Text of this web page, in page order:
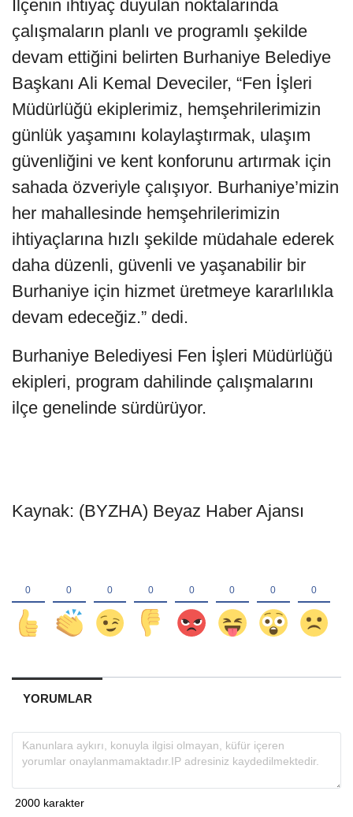
İlçenin ihtiyaç duyulan noktalarında
çalışmaların planlı ve programlı şekilde
devam ettiğini belirten Burhaniye Belediye
Başkanı Ali Kemal Deveciler, “Fen İşleri
Müdürlüğü ekiplerimiz, hemşehrilerimizin
günlük yaşamını kolaylaştırmak, ulaşım
güvenliğini ve kent konforunu artırmak için
sahada özveriyle çalışıyor. Burhaniye’mizin
her mahallesinde hemşehrilerimizin
ihtiyaçlarına hızlı şekilde müdahale ederek
daha düzenli, güvenli ve yaşanabilir bir
Burhaniye için hizmet üretmeye kararlılıkla
devam edeceğiz.” dedi.
Burhaniye Belediyesi Fen İşleri Müdürlüğü
ekipleri, program dahilinde çalışmalarını
ilçe genelinde sürdürüyor.
Kaynak: (BYZHA) Beyaz Haber Ajansı
YORUMLAR